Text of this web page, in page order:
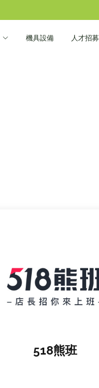
機具設備 人才招募
518熊班